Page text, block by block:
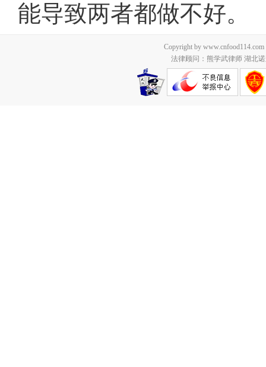
能导致两者都做不好。
Copyright by
法律顾问：熊学武律师 湖北